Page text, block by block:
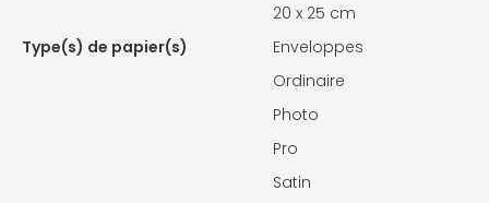
20 x 25 cm
Type(s) de papier(s)
Enveloppes
Ordinaire
Photo
Pro
Satin